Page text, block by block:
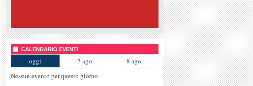
CALENDARIO EVENTI
oggi 7 ago
8 ago
Nessun evento per questo giorno